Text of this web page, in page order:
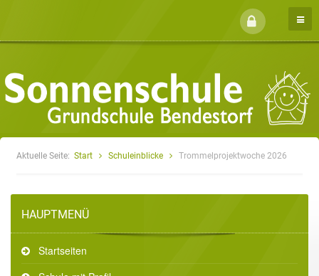
Aktuelle Seite: Start Schuleinblicke Trommelprojektwoche 2026
HAUPTMENÜ
Startseiten